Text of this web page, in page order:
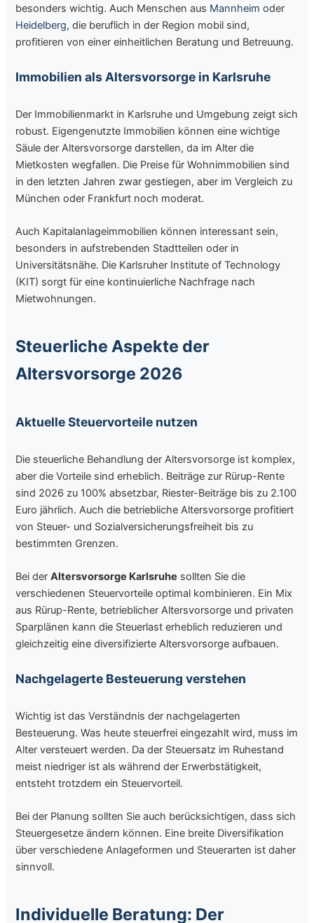
besonders wichtig. Auch Menschen aus Mannheim oder
Heidelberg, die beruflich in der Region mobil sind,
profitieren von einer einheitlichen Beratung und Betreuung.
Immobilien als Altersvorsorge in Karlsruhe
Der Immobilienmarkt in Karlsruhe und Umgebung zeigt sich
robust. Eigengenutzte Immobilien können eine wichtige
Säule der Altersvorsorge darstellen, da im Alter die
Mietkosten wegfallen. Die Preise für Wohnimmobilien sind
in den letzten Jahren zwar gestiegen, aber im Vergleich zu
München oder Frankfurt noch moderat.
Auch Kapitalanlageimmobilien können interessant sein,
besonders in aufstrebenden Stadtteilen oder in
Universitätsnähe. Die Karlsruher Institute of Technology
(KIT) sorgt für eine kontinuierliche Nachfrage nach
Mietwohnungen.
Steuerliche Aspekte der
Altersvorsorge 2026
Aktuelle Steuervorteile nutzen
Die steuerliche Behandlung der Altersvorsorge ist komplex,
aber die Vorteile sind erheblich. Beiträge zur Rürup-Rente
sind 2026 zu 100% absetzbar, Riester-Beiträge bis zu 2.100
Euro jährlich. Auch die betriebliche Altersvorsorge profitiert
von Steuer- und Sozialversicherungsfreiheit bis zu
bestimmten Grenzen.
Bei derAltersvorsorge Karlsruhe sollten Sie die
verschiedenen Steuervorteile optimal kombinieren. Ein Mix
aus Rürup-Rente, betrieblicher Altersvorsorge und privaten
Sparplänen kann die Steuerlast erheblich reduzieren und
gleichzeitig eine diversifizierte Altersvorsorge aufbauen.
Nachgelagerte Besteuerung verstehen
Wichtig ist das Verständnis der nachgelagerten
Besteuerung. Was heute steuerfrei eingezahlt wird, muss im
Alter versteuert werden. Da der Steuersatz im Ruhestand
meist niedriger ist als während der Erwerbstätigkeit,
entsteht trotzdem ein Steuervorteil.
Bei der Planung sollten Sie auch berücksichtigen, dass sich
Steuergesetze ändern können. Eine breite Diversifikation
über verschiedene Anlageformen und Steuerarten ist daher
sinnvoll.
Individuelle Beratung: Der